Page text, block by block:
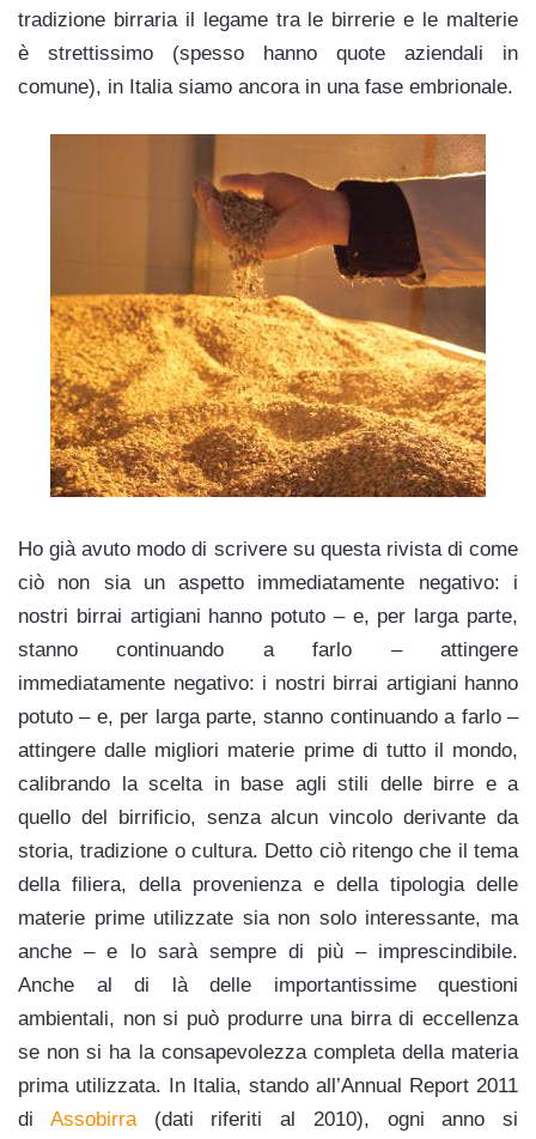
tradizione birraria il legame tra le birrerie e le malterie
è strettissimo (spesso hanno quote aziendali in
comune), in Italia siamo ancora in una fase embrionale.
Ho già avuto modo di scrivere su questa rivista di come
ciò non sia un aspetto immediatamente negativo: i
nostri birrai artigiani hanno potuto – e, per larga parte,
stanno continuando a farlo – attingere
immediatamente negativo: i nostri birrai artigiani hanno
potuto – e, per larga parte, stanno continuando a farlo –
attingere dalle migliori materie prime di tutto il mondo,
calibrando la scelta in base agli stili delle birre e a
quello del birrificio, senza alcun vincolo derivante da
storia, tradizione o cultura. Detto ciò ritengo che il tema
della filiera, della provenienza e della tipologia delle
materie prime utilizzate sia non solo interessante, ma
anche – e lo sarà sempre di più – imprescindibile.
Anche al di là delle importantissime questioni
ambientali, non si può produrre una birra di eccellenza
se non si ha la consapevolezza completa della materia
prima utilizzata. In Italia, stando all’Annual Report 2011
di Assobirra(dati riferiti al 2010), ogni anno si